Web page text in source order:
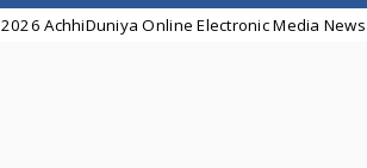
2026 AchhiDuniya Online Electronic Media